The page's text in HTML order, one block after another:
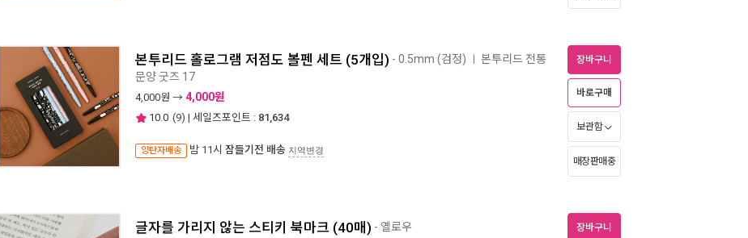
본투리드 홀로그램 저점도 볼펜 세트 (5개입) - 0.5mm (검정) 본투리드 전통
문양 굿즈 17
4,000원 → 4,000원
10.0 (9) | 세일즈포인트 : 81,634
양탄자배송 밤 11시 잠들기전 배송 지역변경
장바구니
바로구매
보관함
매장판매중
글자를 가리지 않는 스티키 북마크 (40매) - 옐로우 장바구니